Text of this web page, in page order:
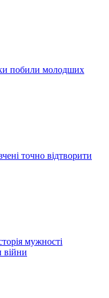
побили молодших
точно відтворити
мужності
війни